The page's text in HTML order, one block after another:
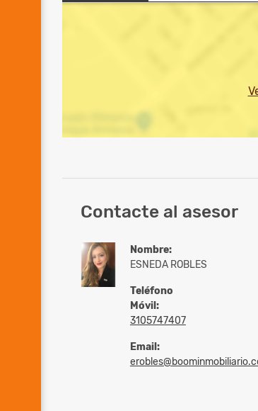
Contacte al asesor
Nombre:
ESNEDA ROBLES
Teléfono
Móvil:
3105747407
Email: